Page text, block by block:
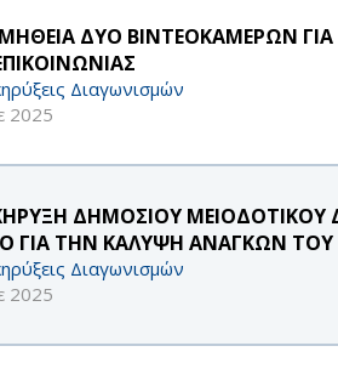
ΔΥΟ ΒΙΝΤΕΟΚΑΜΕΡΩΝ
Διαγωνισμών
2025
ΔΗΜΟΣΙΟΥ ΜΕΙΟΔΟΤΙΚΟΥ
ΓΙΑ ΤΗΝ ΚΑΛΥΨΗ ΑΝΑΓΚΩΝ ΤΟΥ
Διαγωνισμών
2025